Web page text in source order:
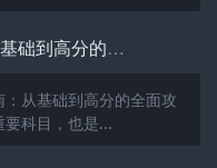
高中物理成绩提升指南：从基础到高分的全面攻略
从基础到高分的全面攻
科目，也是...